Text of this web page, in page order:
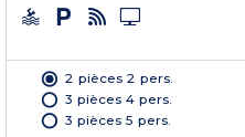
2 pièces 2 pers.
3 pièces 4 pers.
3 pièces 5 pers.